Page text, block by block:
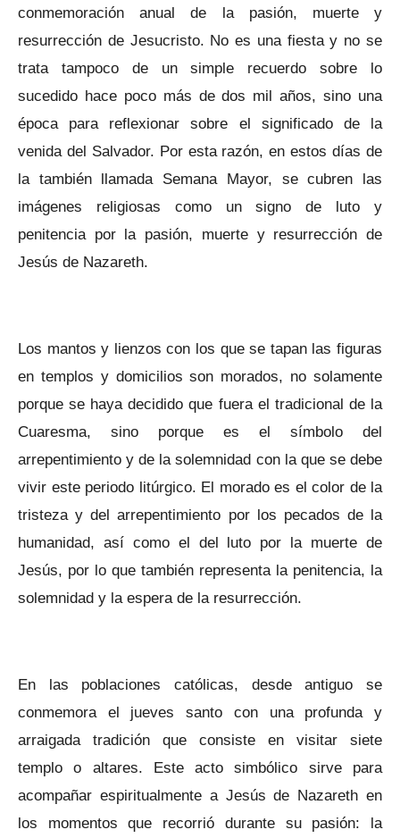
conmemoración anual de la pasión, muerte y
resurrección de Jesucristo. No es una fiesta y no se
trata tampoco de un simple recuerdo sobre lo
sucedido hace poco más de dos mil años, sino una
época para reflexionar sobre el significado de la
venida del Salvador. Por esta razón, en estos días de
la también llamada Semana Mayor, se cubren las
imágenes religiosas como un signo de luto y
penitencia por la pasión, muerte y resurrección de
Jesús de Nazareth.
Los mantos y lienzos con los que se tapan las figuras
en templos y domicilios son morados, no solamente
porque se haya decidido que fuera el tradicional de la
Cuaresma, sino porque es el símbolo del
arrepentimiento y de la solemnidad con la que se debe
vivir este periodo litúrgico. El morado es el color de la
tristeza y del arrepentimiento por los pecados de la
humanidad, así como el del luto por la muerte de
Jesús, por lo que también representa la penitencia, la
solemnidad y la espera de la resurrección.
En las poblaciones católicas, desde antiguo se
conmemora el jueves santo con una profunda y
arraigada tradición que consiste en visitar siete
templo o altares. Este acto simbólico sirve para
acompañar espiritualmente a Jesús de Nazareth en
los momentos que recorrió durante su pasión: la